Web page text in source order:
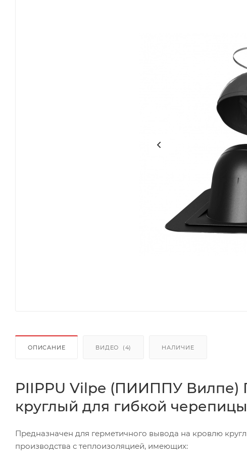
ОПИСАНИЕ ВИДЕО (4) НАЛИЧИЕ
PIIPPU Vilpe (ПИИППУ Вилпе)
круглый для гибкой черепицы
Предназначен для герметичного вывода на кровлю
производства с теплоизоляцией, имеющих: